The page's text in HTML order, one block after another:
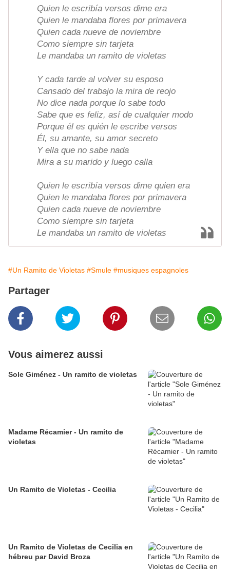
Quien le escribía versos dime era
Quien le mandaba flores por primavera
Quien cada nueve de noviembre
Como siempre sin tarjeta
Le mandaba un ramito de violetas
Y cada tarde al volver su esposo
Cansado del trabajo la mira de reojo
No dice nada porque lo sabe todo
Sabe que es feliz, así de cualquier modo
Porque él es quién le escribe versos
Él, su amante, su amor secreto
Y ella que no sabe nada
Mira a su marido y luego calla
Quien le escribía versos dime quien era
Quien le mandaba flores por primavera
Quien cada nueve de noviembre
Como siempre sin tarjeta
Le mandaba un ramito de violetas
#Un Ramito de Violetas #Smule #musiques espagnoles
Partager
Vous aimerez aussi
Sole Giménez - Un ramito de violetas
Madame Récamier - Un ramito de
violetas
Un Ramito de Violetas - Cecilia
Un Ramito de Violetas de Cecilia en
hébreu par David Broza